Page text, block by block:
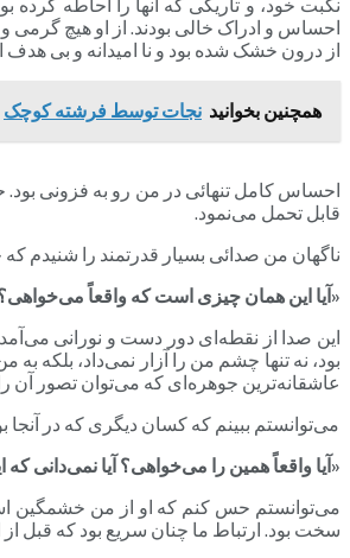
احساس و ادراک خالی بودند. از او هیچ
از درون خشک شده بود و نا امیدانه و بی
همچنین بخوانید نجات توسط فرشته کوچک
احساس کامل تنهائی در من رو به فزونی بود.
قابل تحمل می‌نمود.
ناگهان من صدائی بسیار قدرتمند را شنیدم
«آیا این همان چیزی است که واقعاً
این صدا از نقطه‌ای دور دست و نورانی
بود، نه تنها چشم من را آزار نمی‌داد، بلکه
عاشقانه‌ترین جوهره‌ای که می‌توان تصور آن
می‌توانستم ببینم که کسان دیگری که در آنجا
«آیا واقعاً همین را می‌خواهی؟ آیا
می‌توانستم حس کنم که او از من خشمگین
سخت بود. ارتباط ما چنان سریع بود که قبل